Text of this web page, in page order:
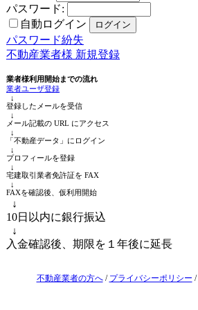
パスワード:
自動ログイン
パスワード紛失
不動産業者様 新規登録
業者様利用開始までの流れ
業者ユーザ登録
↓
登録したメールを受信
↓
メール記載の URL にアクセス
↓
「不動産データ」にログイン
↓
プロフィールを登録
↓
宅建取引業者免許証を FAX
↓
FAXを確認後、仮利用開始
↓
10日以内に銀行振込
↓
入金確認後、期限を１年後に延長
不動産業者の方へ/ プライバシーポリシー /